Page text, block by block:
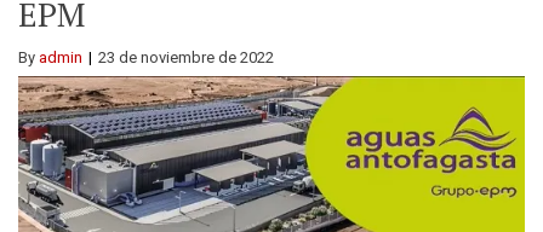
EPM
By admin 23 de noviembre de 2022